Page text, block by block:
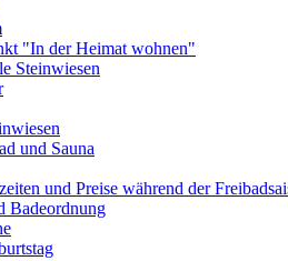
"In der Heimat wohnen"
Steinwiesen
und Sauna
und Preise während der
Badeordnung